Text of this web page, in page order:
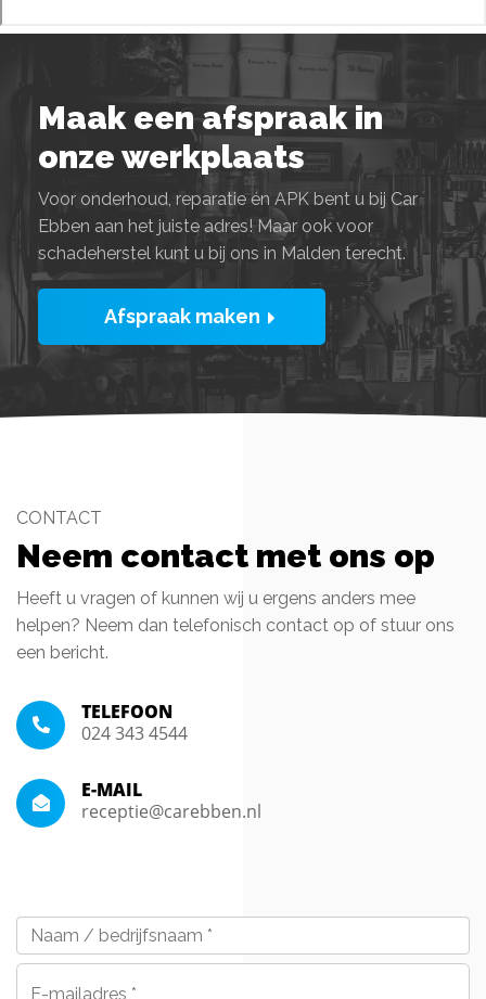
Maak een afspraak in
onze werkplaats
Voor onderhoud, reparatie én APK bent u bij Car
Ebben aan het juiste adres! Maar ook voor
schadeherstel kunt u bij ons in Malden terecht.
Afspraak maken
CONTACT
Neem contact met ons op
Heeft u vragen of kunnen wij u ergens anders mee
helpen? Neem dan telefonisch contact op of stuur ons
een bericht.
TELEFOON
024 343 4544
E-MAIL
receptie@carebben.nl
Naam
/
bedrijfsnaam *
mailadres *